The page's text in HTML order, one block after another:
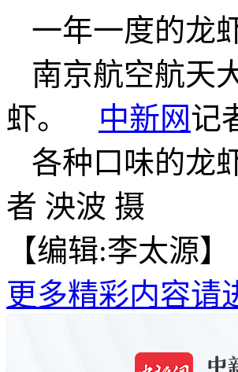
一年一度的
南京航空航天
虾。 中新网记
各种口味的龙
者 泱波 摄
【编辑:李太源】
更多精彩内容请